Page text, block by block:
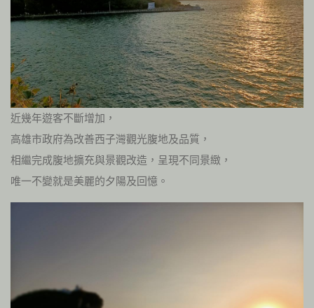
近幾年遊客不斷增加，
高雄市政府為改善西子灣觀光腹地及品質，
相繼完成腹地擴充與景觀改造，呈現不同景緻，
唯一不變就是美麗的夕陽及回憶。